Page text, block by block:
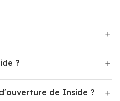
?
de Inside ?